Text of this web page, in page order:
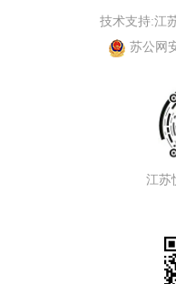
技术支持:江
苏公网
江苏